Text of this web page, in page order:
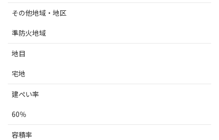
その他地域・地区
準防火地域
地目
宅地
建ぺい率
60％
容積率